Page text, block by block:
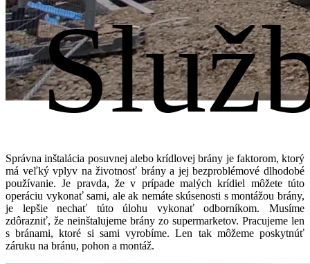
Montáž/servis
Montujeme posuvné a krídlové brány, ktoré sme vyrobili.
Poskytujeme profesionálny servis brán.
Správna inštalácia posuvnej alebo krídlovej brány je faktorom, ktorý
má veľký vplyv na životnosť brány a jej bezproblémové dlhodobé
používanie. Je pravda, že v prípade malých krídiel môžete túto
operáciu vykonať sami, ale ak nemáte skúsenosti s montážou brány,
je lepšie nechať túto úlohu vykonať odborníkom. Musíme
zdôrazniť, že neinštalujeme brány zo supermarketov. Pracujeme len
s bránami, ktoré si sami vyrobíme. Len tak môžeme poskytnúť
záruku na bránu, pohon a montáž.